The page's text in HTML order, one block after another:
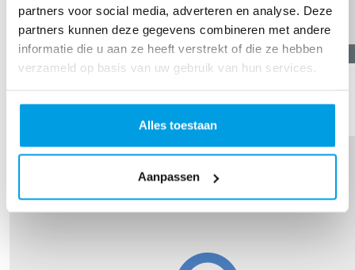
partners voor social media, adverteren en analyse. Deze
partners kunnen deze gegevens combineren met andere
informatie die u aan ze heeft verstrekt of die ze hebben
verzameld op basis van uw gebruik van hun services.
Alles toestaan
Aanpassen
100,00